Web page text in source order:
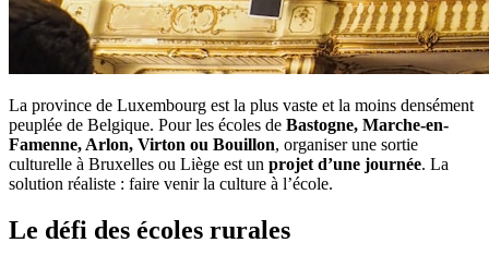
La province de Luxembourg est la plus vaste et la moins densément
peuplée de Belgique. Pour les écoles de Bastogne, Marche-en-
Famenne, Arlon, Virton ou Bouillon, organiser une sortie
culturelle à Bruxelles ou Liège est un projet d’une journée. La
solution réaliste : faire venir la culture à l’école.
Le défi des écoles rurales